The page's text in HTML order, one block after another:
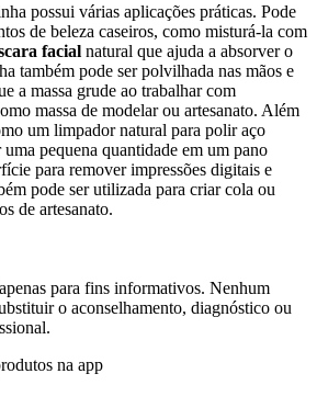
possui várias aplicações práticas. Pode
de beleza caseiros, como misturá-la com
facial natural que ajuda a absorver o
também pode ser polvilhada nas mãos e
a massa grude ao trabalhar com
massa de modelar ou artesanato. Além
um limpador natural para polir aço
pequena quantidade em um pano
para remover impressões digitais e
pode ser utilizada para criar cola ou
de artesanato.
para fins informativos. Nenhum
o aconselhamento, diagnóstico ou
na app